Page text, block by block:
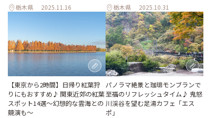
栃木県 2025.11.16 栃木県 2025.10.31
【東京から2時間】日帰り紅葉狩
りにもおすすめ♪ 関東近郊の紅葉
スポット14選～幻想的な雲海との
競演も～
パノラマ絶景と珈琲モンブランで
至福のリフレッシュタイム♪ 鬼怒
川渓谷を望む足湯カフェ「エス
ポ」